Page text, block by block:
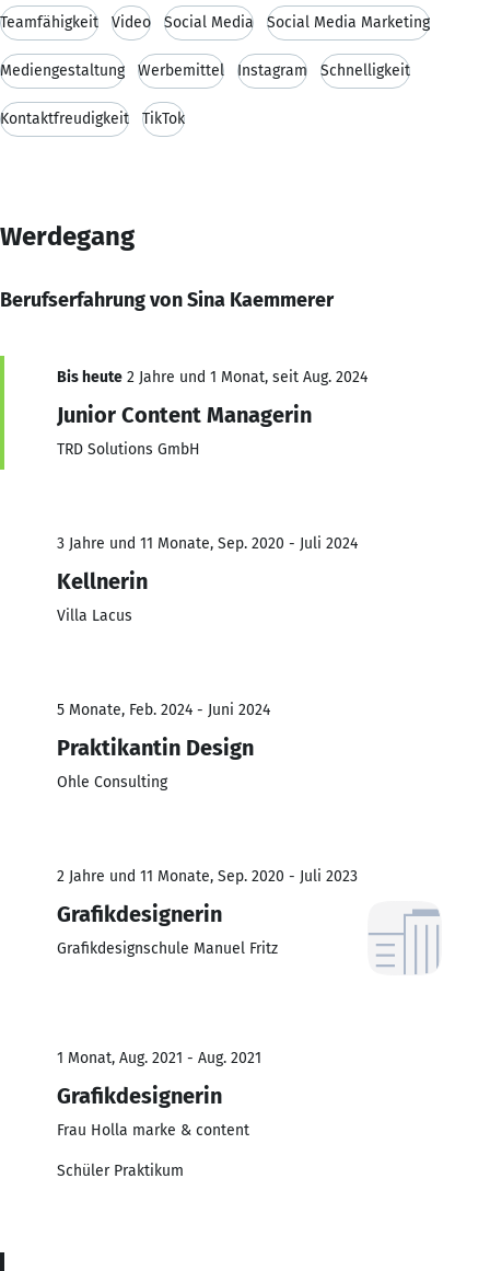
Teamfähigkeit Video Social Media Social Media Marketing
Mediengestaltung Werbemittel Instagram Schnelligkeit
Kontaktfreudigkeit TikTok
Werdegang
Berufserfahrung von Sina Kaemmerer
Bis heute 2 Jahre und 1 Monat, seit Aug. 2024
Junior Content Managerin
TRD Solutions GmbH
3 Jahre und 11 Monate, Sep. 2020 - Juli 2024
Kellnerin
Villa Lacus
5 Monate, Feb. 2024 - Juni 2024
Praktikantin Design
Ohle Consulting
2 Jahre und 11 Monate, Sep. 2020 - Juli 2023
Grafikdesignerin
Grafikdesignschule Manuel Fritz
1 Monat, Aug. 2021 - Aug. 2021
Grafikdesignerin
Frau Holla marke & content
Schüler Praktikum